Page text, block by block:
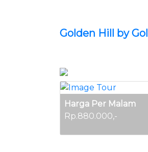
Golden Hill by
Harga Per Malam
Rp.880.000,-